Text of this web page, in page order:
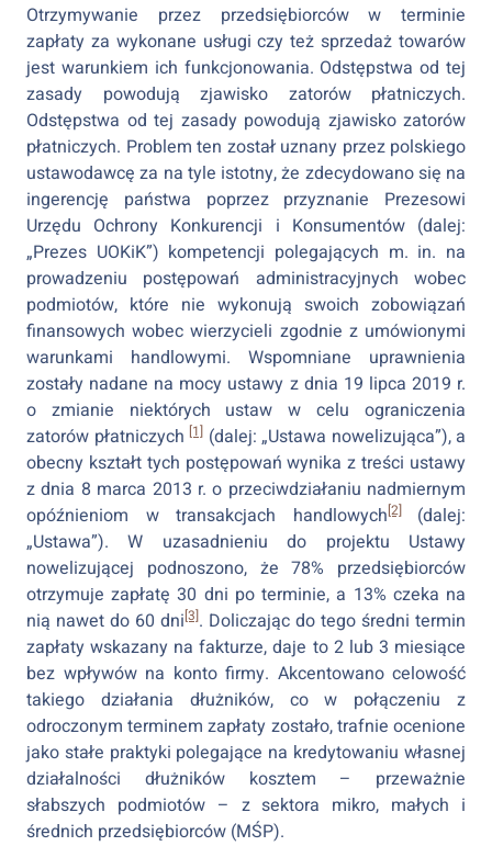
Otrzymywanie przez przedsiębiorców w terminie
zapłaty za wykonane usługi czy też sprzedaż towarów
jest warunkiem ich funkcjonowania. Odstępstwa od tej
zasady powodują zjawisko zatorów płatniczych.
Odstępstwa od tej zasady powodują zjawisko zatorów
płatniczych. Problem ten został uznany przez polskiego
ustawodawcę za na tyle istotny, że zdecydowano się na
ingerencję państwa poprzez przyznanie Prezesowi
Urzędu Ochrony Konkurencji i Konsumentów (dalej:
„Prezes UOKiK”) kompetencji polegających m. in. na
prowadzeniu postępowań administracyjnych wobec
podmiotów, które nie wykonują swoich zobowiązań
finansowych wobec wierzycieli zgodnie z umówionymi
warunkami handlowymi. Wspomniane uprawnienia
zostały nadane na mocy ustawy z dnia 19 lipca 2019 r.
o zmianie niektórych ustaw w celu ograniczenia
zatorów płatniczych [1] (dalej: „Ustawa nowelizująca”), a
obecny kształt tych postępowań wynika z treści ustawy
z dnia 8 marca 2013 r. o przeciwdziałaniu nadmiernym
opóźnieniom w transakcjach handlowych[2]
(dalej:
„Ustawa”). W uzasadnieniu do projektu Ustawy
nowelizującej podnoszono, że 78% przedsiębiorców
otrzymuje zapłatę 30 dni po terminie, a 13% czeka na
nią nawet do 60 dni[3]. Doliczając do tego średni termin
zapłaty wskazany na fakturze, daje to 2 lub 3 miesiące
bez wpływów na konto firmy. Akcentowano celowość
takiego działania dłużników, co w połączeniu z
odroczonym terminem zapłaty zostało, trafnie ocenione
jako stałe praktyki polegające na kredytowaniu własnej
działalności dłużników kosztem – przeważnie
słabszych podmiotów – z sektora mikro, małych i
średnich przedsiębiorców (MŚP).